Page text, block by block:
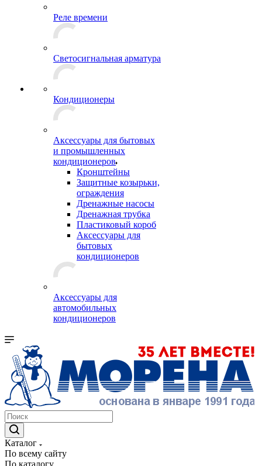
Реле времени
Светосигнальная арматура
Кондиционеры
Аксессуары для бытовых
и промышленных
кондиционеров
Кронштейны
Защитные козырьки,
ограждения
Дренажные насосы
Дренажная трубка
Пластиковый короб
Аксессуары для
бытовых
кондиционеров
Аксессуары для
автомобильных
кондиционеров
Каталог
По всему сайту
По каталогу